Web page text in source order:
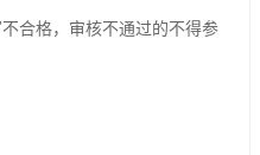
合格，审核不通过的不得参